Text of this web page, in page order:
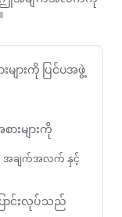
မထည့်သွင်းဘဲ အနီး
က်ပ်ရှိ မည်သည့်
တို့ကို နိုင်ငံနှင့် ဒေသ
ျားကို ပြုလုပ်ပါ။
းပြုရန် စိတ်ကြိုက်
ာတွင်အခက်အခဲရှိပါ
ားကို ပြင်ပအဖွဲ့
များကို
အချက်အလက် နှင့်
ာင်းလုပ်သည်